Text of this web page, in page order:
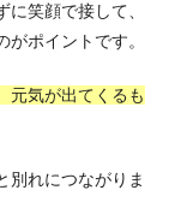
笑顔で接して、
ポイントです。
元気が出てくるも
別れにつながりま